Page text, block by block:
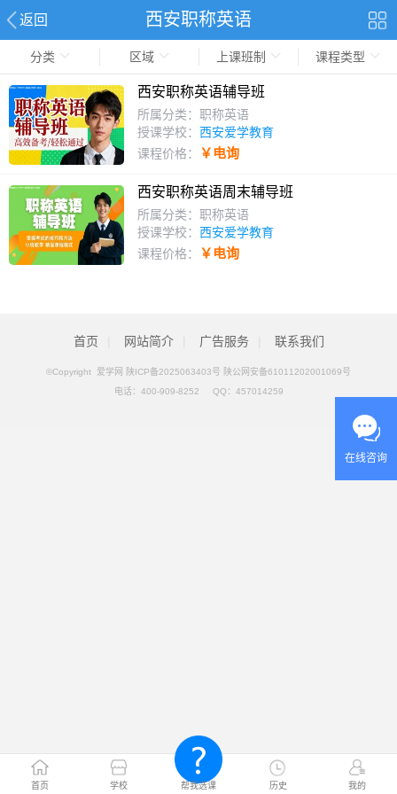
返回 西安职称英语
首页 学校 帮我选课 历史 我的
分类 区域 上课班制 课程类型
西安职称英语辅导班
所属分类：职称英语
授课学校： 西安爱学教育
课程价格：
￥电询
西安职称英语周末辅导班
所属分类：职称英语
授课学校： 西安爱学教育
课程价格：
￥电询
首页 网站简介 广告服务 联系我们
©Copyright 爱学网
陕ICP备2025063403号 陕公网安备61011202001069号
电话： 400-909-8252 QQ： 457014259
在线咨询